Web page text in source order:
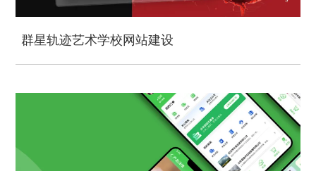
群星轨迹艺术学校网站建设